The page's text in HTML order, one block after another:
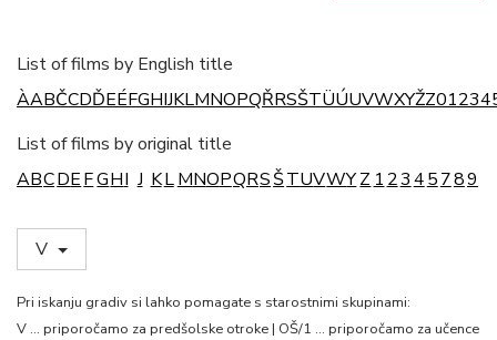
List of films by English title
ÀABČCDĎEÉFGHIJKLMNOPQŘRSŠTÜÚUVWXYŽZ01234
List of films by original title
ABCDEFGHI J KLMNOPQRSŠTUVWYZ 1 2345789
V
Pri iskanju gradiv si lahko pomagate s starostnimi skupinami:
V … priporočamo za predšolske otroke | OŠ/1 … priporočamo za učence